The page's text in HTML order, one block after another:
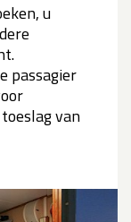
u
passagier
van